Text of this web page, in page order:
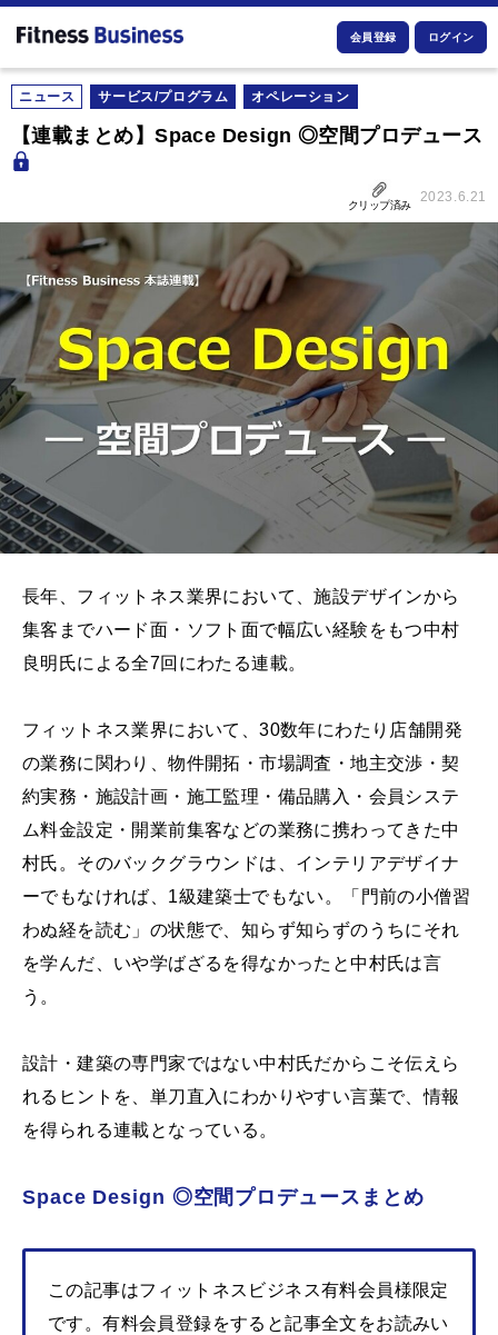
会員登録 ログイン
ニュース サービス/プログラム オペレーション
【連載まとめ】Space Design ◎空間プロデュース
クリップ済み
2023.6.21
長年、フィットネス業界において、施設デザインから
集客までハード面・ソフト面で幅広い経験をもつ中村
良明氏による全7回にわたる連載。
フィットネス業界において、30数年にわたり店舗開発
の業務に関わり、物件開拓・市場調査・地主交渉・契
約実務・施設計画・施工監理・備品購入・会員システ
ム料金設定・開業前集客などの業務に携わってきた中
村氏。そのバックグラウンドは、インテリアデザイナ
ーでもなければ、1級建築士でもない。「門前の小僧習
わぬ経を読む」の状態で、知らず知らずのうちにそれ
を学んだ、いや学ばざるを得なかったと中村氏は言
う。
設計・建築の専門家ではない中村氏だからこそ伝えら
れるヒントを、単刀直入にわかりやすい言葉で、情報
を得られる連載となっている。
Space Design ◎空間プロデュースまとめ
この記事はフィットネスビジネス有料会員様限定
です。有料会員登録をすると記事全文をお読みい